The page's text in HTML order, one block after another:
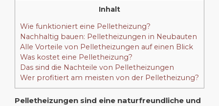
Inhalt
Wie funktioniert eine Pelletheizung?
Nachhaltig bauen: Pelletheizungen in Neubauten
Alle Vorteile von Pelletheizungen auf einen Blick
Was kostet eine Pelletheizung?
Das sind die Nachteile von Pelletheizungen
Wer profitiert am meisten von der Pelletheizung?
Pelletheizungen sind eine naturfreundliche und